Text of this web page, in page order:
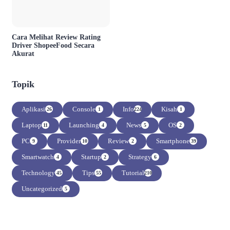
Cara Melihat Review Rating
Driver ShopeeFood Secara
Akurat
Topik
Aplikasi 26 Console 1 Info224 Kisah 1
Laptop 11 Launching 4 News 5 OS 2
PC 9 Provider 10 Review 2 Smartphone 39
Smartwatch 4 Startup 2 Strategy 6
Technology 45 Tips 55 Tutorial210
Uncategorized 5